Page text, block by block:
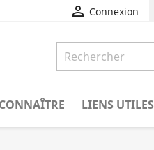
 Connexion
LIENS UTILES